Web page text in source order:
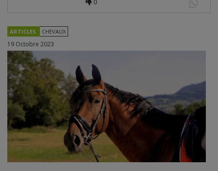
ARTICLES CHEVAUX
19 Octobre 2023